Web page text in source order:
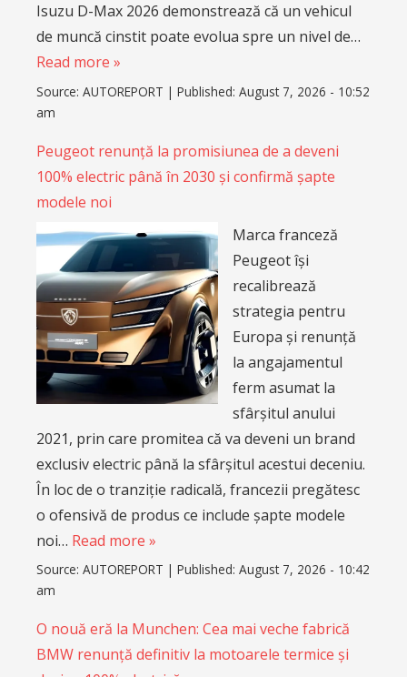
Isuzu D-Max 2026 demonstrează că un vehicul
de muncă cinstit poate evolua spre un nivel de…
Read more »
Source: AUTOREPORT | Published: August 7, 2026 - 10:52
am
Peugeot renunță la promisiunea de a deveni
100% electric până în 2030 și confirmă șapte
modele noi
Marca franceză
Peugeot își
recalibrează
strategia pentru
Europa și renunță
la angajamentul
ferm asumat la
sfârșitul anului
2021, prin care promitea că va deveni un brand
exclusiv electric până la sfârșitul acestui deceniu.
În loc de o tranziție radicală, francezii pregătesc
o ofensivă de produs ce include șapte modele
noi… Read more »
Source: AUTOREPORT | Published: August 7, 2026 - 10:42
am
O nouă eră la Munchen: Cea mai veche fabrică
BMW renunță definitiv la motoarele termice și